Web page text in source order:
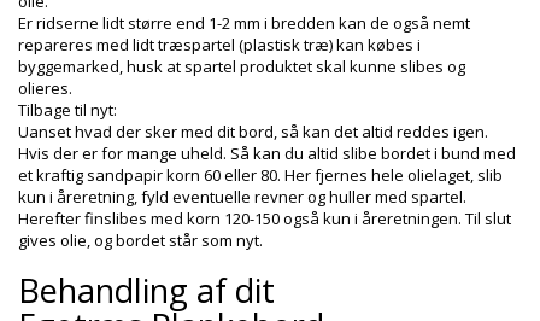
Er ridserne lidt større end 1-2 mm i bredden kan de også nemt
repareres med lidt træspartel (plastisk træ) kan købes i
byggemarked, husk at spartel produktet skal kunne slibes og
olieres.
Tilbage til nyt:
Uanset hvad der sker med dit bord, så kan det altid reddes igen.
Hvis der er for mange uheld. Så kan du altid slibe bordet i bund med
et kraftig sandpapir korn 60 eller 80. Her fjernes hele olielaget, slib
kun i åreretning, fyld eventuelle revner og huller med spartel.
Herefter finslibes med korn 120-150 også kun i åreretningen. Til slut
gives olie, og bordet står som nyt.
Behandling af dit